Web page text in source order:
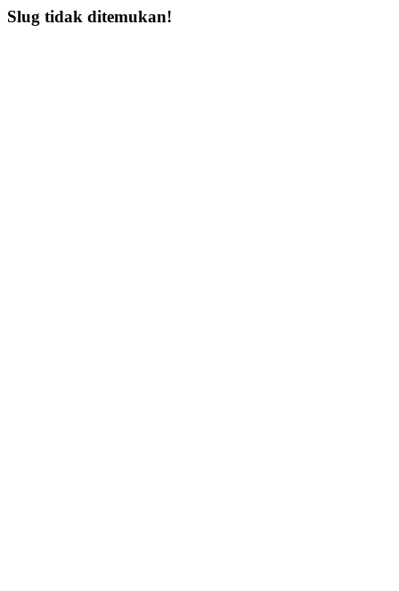
Slug tidak ditemukan!